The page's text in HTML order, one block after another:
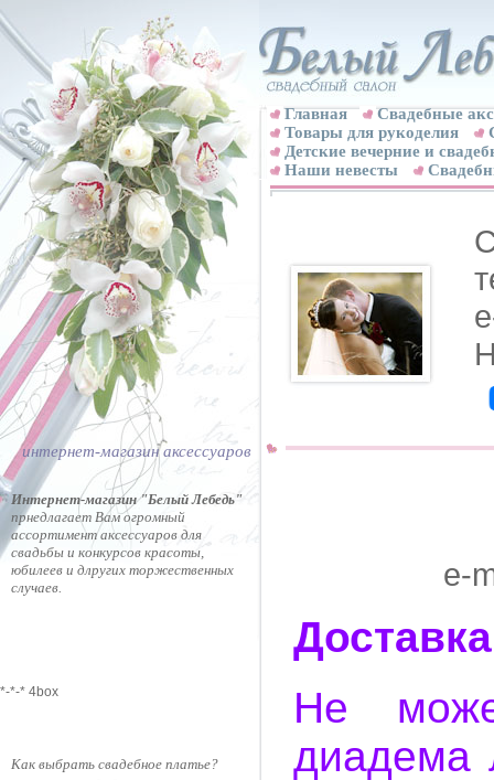
интернет-магазин аксессуаров
Интернет-магазин "Белый Лебедь"
прнедлагает Вам огромный
ассортимент аксессуаров для
свадьбы и конкурсов красоты,
юбилеев и длругих торжественных
случаев.
*-*-* 4box
Как выбрать свадебное платье?
Главная
Свадебные
Товары для рукоделия
Детские вечерние и
Наши невесты
e-
Не
диадема